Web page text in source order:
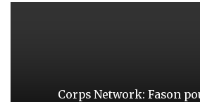
Corps Network: Fason